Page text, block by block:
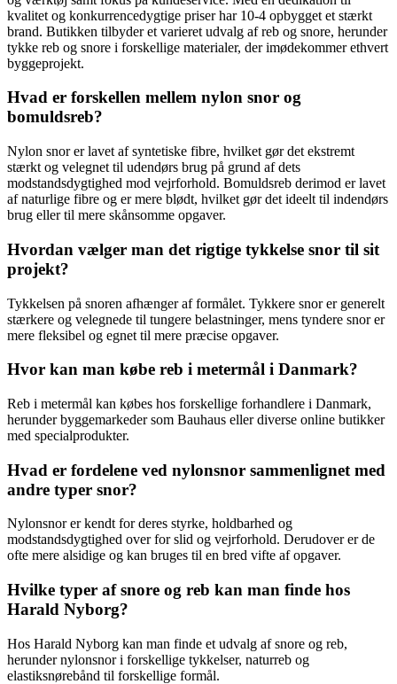
kvalitet og konkurrencedygtige priser har 10-4 opbygget et stærkt
brand. Butikken tilbyder et varieret udvalg af reb og snore, herunder
tykke reb og snore i forskellige materialer, der imødekommer ethvert
byggeprojekt.
Hvad er forskellen mellem nylon snor og
bomuldsreb?
Nylon snor er lavet af syntetiske fibre, hvilket gør det ekstremt
stærkt og velegnet til udendørs brug på grund af dets
modstandsdygtighed mod vejrforhold. Bomuldsreb derimod er lavet
af naturlige fibre og er mere blødt, hvilket gør det ideelt til indendørs
brug eller til mere skånsomme opgaver.
Hvordan vælger man det rigtige tykkelse snor til sit
projekt?
Tykkelsen på snoren afhænger af formålet. Tykkere snor er generelt
stærkere og velegnede til tungere belastninger, mens tyndere snor er
mere fleksibel og egnet til mere præcise opgaver.
Hvor kan man købe reb i metermål i Danmark?
Reb i metermål kan købes hos forskellige forhandlere i Danmark,
herunder byggemarkeder som Bauhaus eller diverse online butikker
med specialprodukter.
Hvad er fordelene ved nylonsnor sammenlignet med
andre typer snor?
Nylonsnor er kendt for deres styrke, holdbarhed og
modstandsdygtighed over for slid og vejrforhold. Derudover er de
ofte mere alsidige og kan bruges til en bred vifte af opgaver.
Hvilke typer af snore og reb kan man finde hos
Harald Nyborg?
Hos Harald Nyborg kan man finde et udvalg af snore og reb,
herunder nylonsnor i forskellige tykkelser, naturreb og
elastiksnørebånd til forskellige formål.